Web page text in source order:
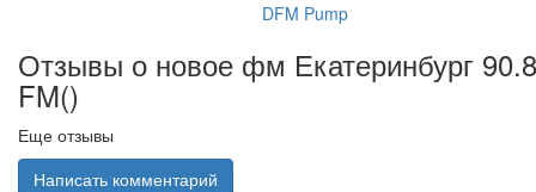
DFM Pump
Отзывы о новое фм Екатеринбург 90.8
FM()
Еще отзывы
Написать комментарий